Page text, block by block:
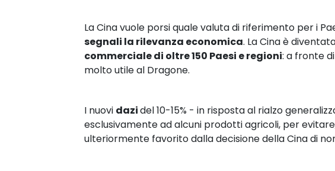
La Cina vuole porsi quale valuta di riferimento per i
segnali la rilevanza economica. La Cina è
commerciale di oltre 150 Paesi e regioni: a fronte
molto utile al Dragone.
I nuovi dazidel 10-15% - in risposta al rialzo
esclusivamente ad alcuni prodotti agricoli, per
ulteriormente favorito dalla decisione della Cina di